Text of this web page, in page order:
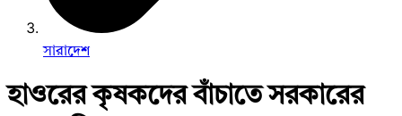
সারাদেশ
হাওরের কৃষকদের বাঁচাতে সরকারের